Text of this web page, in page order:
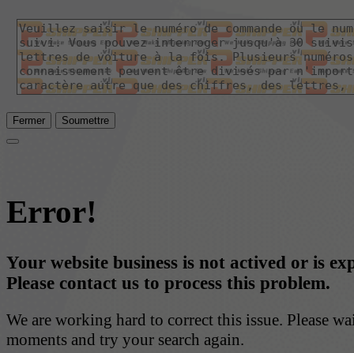
Fermer Soumettre
Error!
Your website business is not actived or is
Please contact us to process this problem.
We are working hard to correct this issue. Please
moments and try your search again.